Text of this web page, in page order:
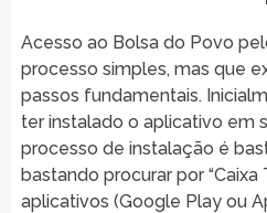
Acesso ao Bolsa do Povo
processo simples, mas que
passos fundamentais.
ter instalado o aplicativo em
processo de instalação é
bastando procurar por “Caixa
aplicativos (Google Play ou